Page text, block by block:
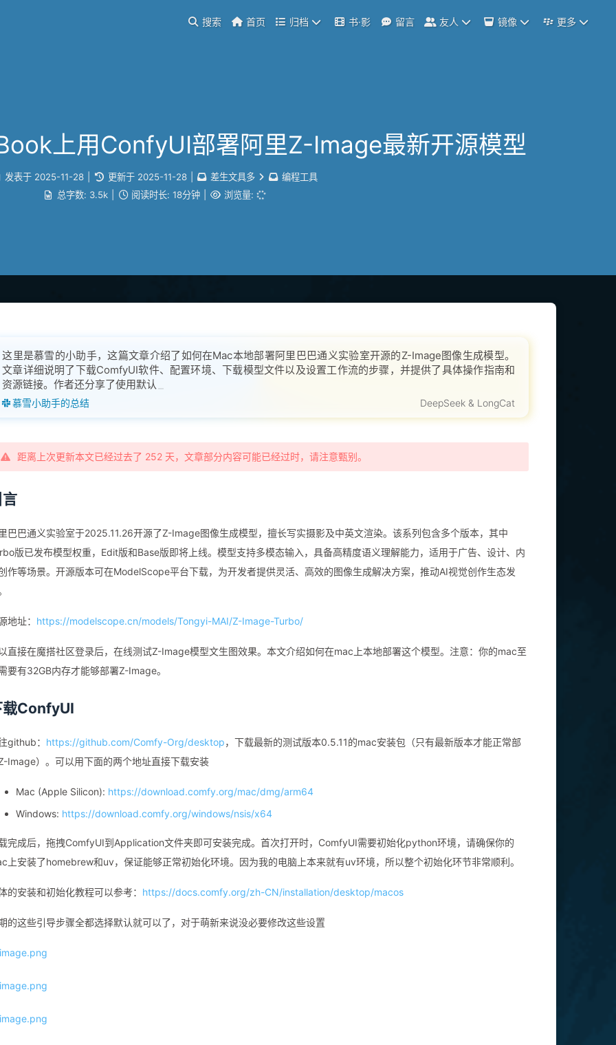
搜索 首页 归档 书·影 留言 友人 镜像 更多
上用ConfyUI部署阿里Z-Image最新开源模型
发表于 2025-11-28 更新于 2025-11-28 差生文具多
编程工具
总字数: 3.5k 阅读时长: 18分钟 浏览量:
这里是慕雪的小助手，这篇文章介绍了如何在Mac本地部署阿里巴巴通义实验室开源的Z-Image图像生成模型。
文章详细说明了下载ComfyUI软件、配置环境、下载模型文件以及设置工作流的步骤，并提供了具体操作指南和
资源链接。作者还分享了使用默认提示词生成图片的体验，包括生成时间和效果，帮助读者快速
慕雪小助手的总结 DeepSeek & LongCat
距离上次更新本文已经过去了 252 天，文章部分内容可能已经过时，请注意甄别。
巴巴通义实验室于2025.11.26开源了Z-Image图像生成模型，擅长写实摄影及中英文渲染。该系列包含多个版本，其中
版已发布模型权重，Edit版和Base版即将上线。模型支持多模态输入，具备高精度语义理解能力，适用于广告、设计、内
作等场景。开源版本可在ModelScope平台下载，为开发者提供灵活、高效的图像生成解决方案，推动AI视觉创作生态发
地址： https://modelscope.cn/models/Tongyi-MAI/Z-Image-Turbo/
直接在魔搭社区登录后，在线测试Z-Image模型文生图效果。本文介绍如何在mac上本地部署这个模型。注意：你的mac至
要有32GB内存才能够部署Z-Image。
载ConfyUI
github： https://github.com/Comfy-Org/desktop，下载最新的测试版本0.5.11的mac安装包（只有最新版本才能正常部
Image）。可以用下面的两个地址直接下载安装
Mac (Apple Silicon): https://download.comfy.org/mac/dmg/arm64
Windows: https://download.comfy.org/windows/nsis/x64
完成后，拖拽ComfyUI到Application文件夹即可安装完成。首次打开时，ComfyUI需要初始化python环境，请确保你的
上安装了homebrew和uv，保证能够正常初始化环境。因为我的电脑上本来就有uv环境，所以整个初始化环节非常顺利。
的安装和初始化教程可以参考： https://docs.comfy.org/zh-CN/installation/desktop/macos
的这些引导步骤全都选择默认就可以了，对于萌新来说没必要修改这些设置